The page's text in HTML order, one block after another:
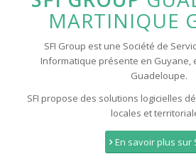
MARTINIQUE
SFI Group est une Société de
Informatique présente en Guyane,
Guadeloupe.
SFI propose des solutions logicielles
locales et
En savoir plus sur